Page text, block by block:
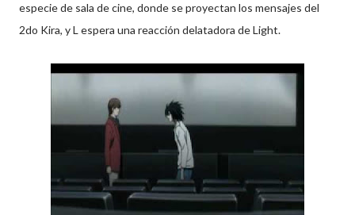
especie de sala de cine, donde se proyectan los mensajes del
2do Kira, y L espera una reacción delatadora de Light.